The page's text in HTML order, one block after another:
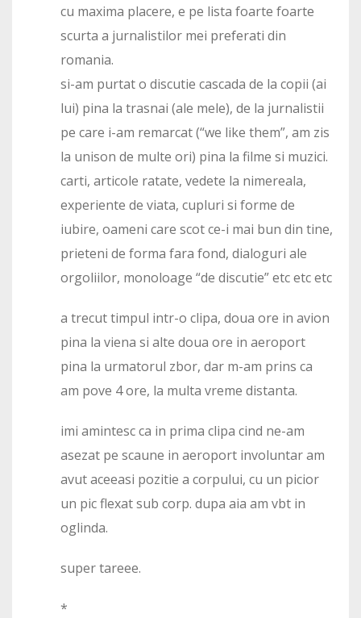
cu maxima placere, e pe lista foarte foarte
scurta a jurnalistilor mei preferati din
romania.
si-am purtat o discutie cascada de la copii (ai
lui) pina la trasnai (ale mele), de la jurnalistii
pe care i-am remarcat (“we like them”, am zis
la unison de multe ori) pina la filme si muzici.
carti, articole ratate, vedete la nimereala,
experiente de viata, cupluri si forme de
iubire, oameni care scot ce-i mai bun din tine,
prieteni de forma fara fond, dialoguri ale
orgoliilor, monoloage “de discutie” etc etc etc
a trecut timpul intr-o clipa, doua ore in avion
pina la viena si alte doua ore in aeroport
pina la urmatorul zbor, dar m-am prins ca
am pove 4 ore, la multa vreme distanta.
imi amintesc ca in prima clipa cind ne-am
asezat pe scaune in aeroport involuntar am
avut aceeasi pozitie a corpului, cu un picior
un pic flexat sub corp. dupa aia am vbt in
oglinda.
super tareee.
*